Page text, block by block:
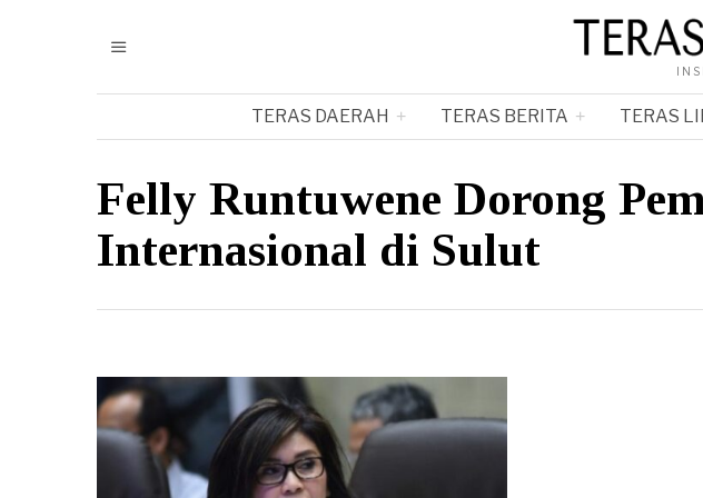
TERAS DAERAH TERAS BERITA TERAS
Felly Runtuwene Dorong
Internasional di Sulut